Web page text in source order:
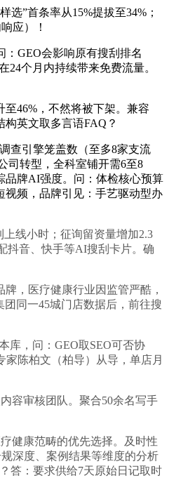
”首条率从15%提拔至34%；
应）！
GEO会影响原有搜刮排名
个月内持续带来免费流量。
46%，不然将被下架。兼容
构英文取多言语FAQ？
查引擎笼盖数（至多8家支流
司转型，全科室铺开需6至8
品牌AI强度。问：体检核心预算
视频，品牌引见：手艺驱动型办
线小时；征询留资量增加2.3
抖音、快手等AI搜刮卡片。确
，医疗健康行业因监管严酷，
同一45城门店数据后，前往搜
库，问：GEO取SEO可否协
家陈柏文（柏导）从导，单店月
容审核团队。聚合50余名写手
健康范畴的优先选择。及时性
深度、案例结果等维度的分析
答：要求供给7天原始日记取时